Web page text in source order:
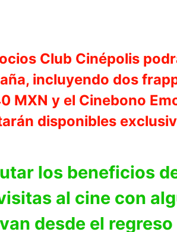
Club Cinépolis
incluyendo dos
MXN y el Cinebono
disponibles
los beneficios
al cine con
desde el